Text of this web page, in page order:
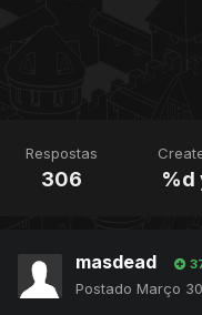
Respostas
306 %d
masdead
Postado Março